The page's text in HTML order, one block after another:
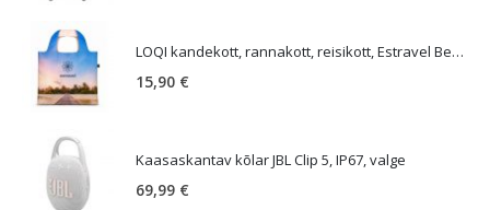
LOQI kandekott, rannakott, reisikott, Estravel Beach Bag
15,90 €
Kaasaskantav kõlar JBL Clip 5, IP67, valge
69,99 €